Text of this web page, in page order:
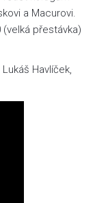
a Macurovi.
přestávka)
Havlíček,